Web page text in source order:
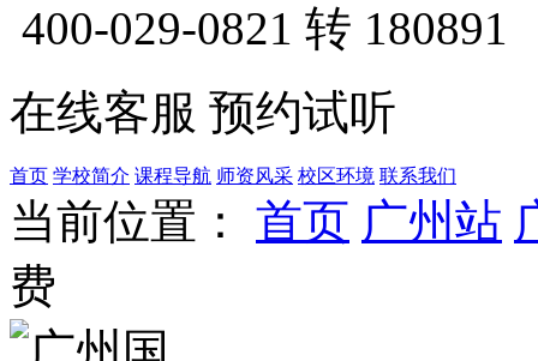
400-029-0821 转 180891
在线客服 预约试听
首页 学校简介 课程导航 师资风采 校区环境 联系我们
当前位置： 首页 广州站
费